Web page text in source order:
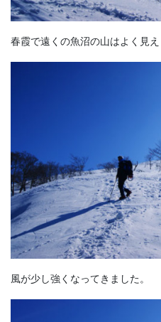
春霞で遠くの魚沼の山はよく見え
風が少し強くなってきました。